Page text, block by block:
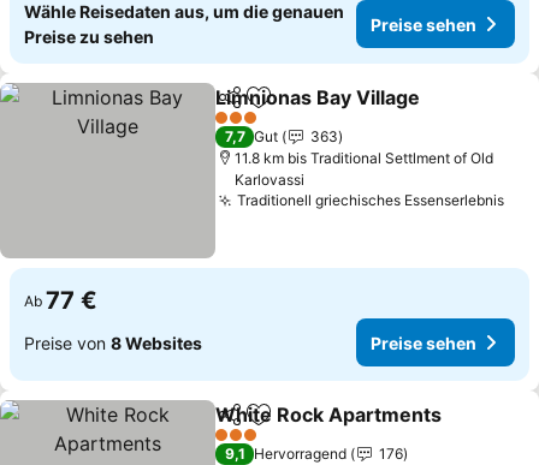
Wähle Reisedaten aus, um die genauen
Preise zu sehen
Preise sehen
TeilenZu Favoriten hinzufügen
Limnionas Bay Village
3 Sterne
7,7 Gut
363
11.8 km bis Traditional Settlment of Old
Karlovassi
Traditionell griechisches Essenserlebnis
Ab 77 €
Preise von 8 Websites Preise sehen
TeilenZu Favoriten hinzufügen
White Rock Apartments
3 Sterne
9,1 Hervorragend
176